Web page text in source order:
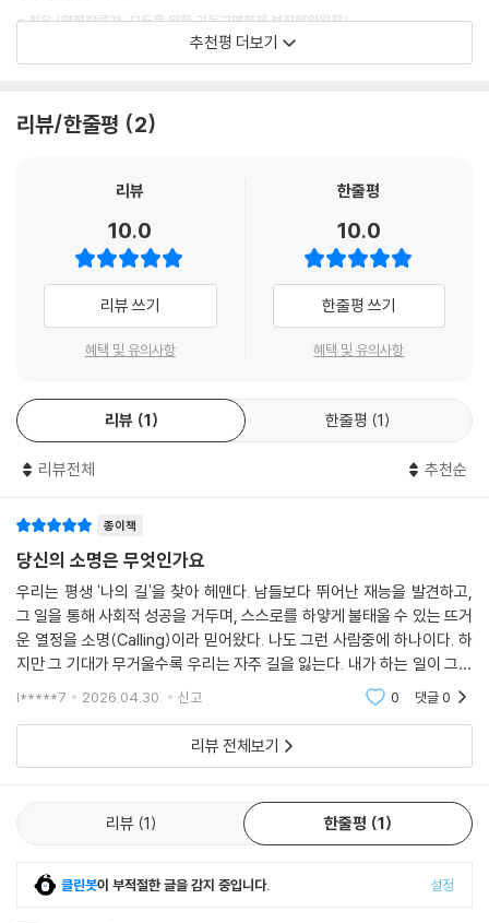
우리 모두는 진리와 선과 아름다움을 추구하도록 부름받았다. 우리의 전
다움을 추구하지 않고는 소명도 추구할 수 없다고 생각한다.
--- 「6장 초월」 중에서
진리가 우리를 자유롭게 한다. 아울러 우리는 자신의 소명을 알고 이루도
록 지어졌다. 다만 그런 지식을 얻으려면 당연히 시간이 걸린다. 그 시간의
태반은 자신을 알아가는 데 소요된다. 자신이 누구이고 누가 아닌지를 알
아야 한다.
--- 「7장 진리」 중에서
현대 교회를 괴롭히는 무력감의 한 형태는 당신의 삶을 향한 “하나님의 완
그런 의미의 완전한 계획은 하나님께 없다! 당신이 무슨 직업에 종사해야
하고, 누구와 결혼해야 하고, 어디에 살아야 하는지 등이 다 정해져 있는 청
났을지도 모른다는 불안일랑 다 버려도 된다.
세상에 급박하게 필요한 게 워낙 많다 보니 아름다움은 아예 사치나 군더
더기로 보일 수도 있다. 하지만 미적 경험도 우리의 인간성 자체, 즉 우리
안에 있는 하나님 형상의 중심을 이룬다. 우리 그리스도인은 바른 교리와
바른 행실 못지않게 바른 감정(orthopathy)에도 관심을 기울여야 한다.
---「9장 아름다움」 중에서
- 최은 (영화평론가, 모두를 위한 기독교영화제 부집행위원장)
에, 소명을 생각하는 사람에게는 실제적인 도움을 주는 책입니다.”
“프라이어는 앞날을 준비하는 학생에게만 아니라 좌충우돌하는 성인에게
도 지혜와 경륜과 요령을 제시한다. 이 책은 삶에서 이루어야 할 일에 대한
우리의 인식을 왜곡하는 여러 거짓말을 능숙하게 들춰내고 더 나은 진로를
- 수잔 와이즈 바우어 (소설가, 교육자)
추천평 더보기
리뷰/한줄평 2
리뷰
10.0
리뷰 쓰기
혜택 및 유의사항
한줄평
10.0
한줄평 쓰기
혜택 및 유의사항
리뷰 1 한줄평 1
리뷰전체 추천순
종이책
당신의 소명은 무엇인가요
우리는 평생 '나의 길'을 찾아 헤맨다. 남들보다 뛰어난 재능을 발견하고,
그 일을 통해 사회적 성공을 거두며, 스스로를 하얗게 불태울 수 있는 뜨거
운 열정을 소명(Calling)이라 믿어왔다. 나도 그런 사람중에 하나이다. 하
지만 그 기대가 무거울수록 우리는 자주 길을 잃는다. 내가 하는 일이 그리
대단해 보이지 않을 때, 혹은 열정이 예전만 못할 때 소명이 사라졌다고 자
l*****7 2026.04.30. 신고 0 댓글0
리뷰 전체보기
리뷰 1 한줄평 1
클린봇이 부적절한 글을 감지 중입니다. 설정